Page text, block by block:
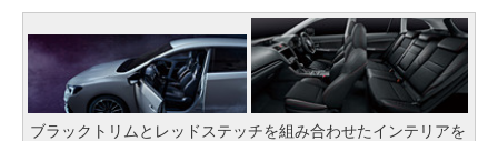
ブラックトリムとレッドステッチを組み合わせたインテリアを